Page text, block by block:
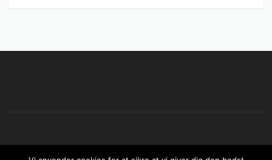
Copyright © 2026 Sjov sommer i Danmark. All Rights Reserved.